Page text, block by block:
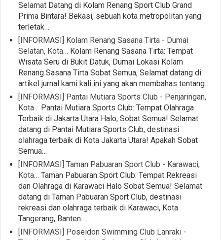
Selamat Datang di Kolam Renang Sport Club Grand
Prima Bintara! Bekasi, sebuah kota metropolitan yang
terletak…
[INFORMASI] Kolam Renang Sasana Tirta - Dumai
Selatan, Kota… Kolam Renang Sasana Tirta: Tempat
Wisata Seru di Bukit Datuk, Dumai Lokasi Kolam
Renang Sasana Tirta Sobat Semua, Selamat datang di
artikel jurnal kami kali ini yang akan membahas tentang…
[INFORMASI] Pantai Mutiara Sports Club - Penjaringan,
Kota… Pantai Mutiara Sports Club: Tempat Olahraga
Terbaik di Jakarta Utara Halo, Sobat Semua! Selamat
datang di Pantai Mutiara Sports Club, destinasi
olahraga terbaik di Kota Jakarta Utara! Apakah Sobat
Semua…
[INFORMASI] Taman Pabuaran Sport Club - Karawaci,
Kota… Taman Pabuaran Sport Club: Tempat Rekreasi
dan Olahraga di Karawaci Halo Sobat Semua! Selamat
datang di Taman Pabuaran Sport Club, destinasi
rekreasi dan olahraga terbaik di Karawaci, Kota
Tangerang, Banten.…
[INFORMASI] Poseidon Swimming Club Lanraki -